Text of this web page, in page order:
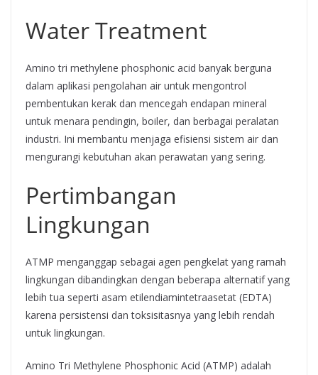
Water Treatment
Amino tri methylene phosphonic acid banyak berguna
dalam aplikasi pengolahan air untuk mengontrol
pembentukan kerak dan mencegah endapan mineral
untuk menara pendingin, boiler, dan berbagai peralatan
industri. Ini membantu menjaga efisiensi sistem air dan
mengurangi kebutuhan akan perawatan yang sering.
Pertimbangan
Lingkungan
ATMP menganggap sebagai agen pengkelat yang ramah
lingkungan dibandingkan dengan beberapa alternatif yang
lebih tua seperti asam etilendiamintetraasetat (EDTA)
karena persistensi dan toksisitasnya yang lebih rendah
untuk lingkungan.
Amino Tri Methylene Phosphonic Acid (ATMP) adalah